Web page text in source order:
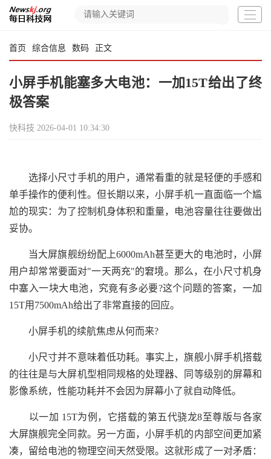
首页 综合信息 数码 正文
小屏手机能塞多大电池：一加15T给出了终
极答案
快科技 2026-04-01 10:34:30
选择小尺寸手机的用户，通常看重的就是轻便的手感和
单手操作的便利性。但长期以来，小屏手机一直面临一个尴
尬的现实：为了控制机身体积和重量，电池容量往往要做出
妥协。
当大屏旗舰纷纷配上6000mAh甚至更大的电池时，小屏
用户却常常要面对"一天两充"的窘境。那么，在小尺寸机身
中塞入一块大电池，究竟有多必要?这个问题的答案，一加
15T用7500mAh给出了非常直接的回应。
小屏手机的续航焦虑从何而来?
小尺寸并不意味着低功耗。事实上，旗舰小屏手机搭载
的往往是与大屏机型相同规格的处理器、同等级别的屏幕和
影像系统，性能功耗并不会因为屏幕小了就自动降低。
以一加 15T为例，它搭载的第五代骁龙8至尊版与各家
大屏旗舰完全同款。另一方面，小屏手机的内部空间更加紧
凑，留给电池的物理空间天然受限。这就形成了一对矛盾：